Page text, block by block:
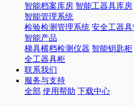
智能档案库房 智能工器具库房
智能管理系统
检验检测管理系统 安全工器
智能产品
梯具横档检测仪器 智能钥匙柜
全工器具柜
联系我们
服务与支持
全部 使用帮助 下载中心